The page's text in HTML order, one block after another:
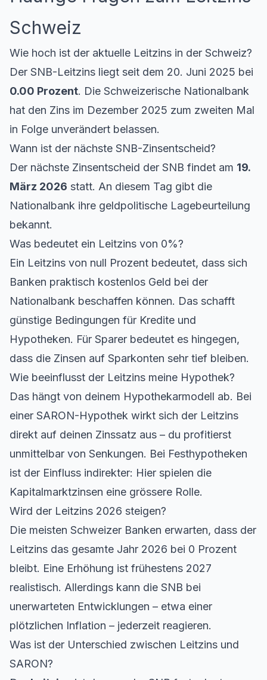
Schweiz
Wie hoch ist der aktuelle Leitzins in der Schweiz?
Der SNB-Leitzins liegt seit dem 20. Juni 2025 bei
0.00 Prozent. Die Schweizerische Nationalbank
hat den Zins im Dezember 2025 zum zweiten Mal
in Folge unverändert belassen.
Wann ist der nächste SNB-Zinsentscheid?
Der nächste Zinsentscheid der SNB findet am 19.
März 2026 statt. An diesem Tag gibt die
Nationalbank ihre geldpolitische Lagebeurteilung
bekannt.
Was bedeutet ein Leitzins von 0%?
Ein Leitzins von null Prozent bedeutet, dass sich
Banken praktisch kostenlos Geld bei der
Nationalbank beschaffen können. Das schafft
günstige Bedingungen für Kredite und
Hypotheken. Für Sparer bedeutet es hingegen,
dass die Zinsen auf Sparkonten sehr tief bleiben.
Wie beeinflusst der Leitzins meine Hypothek?
Das hängt von deinem Hypothekarmodell ab. Bei
einer SARON-Hypothek wirkt sich der Leitzins
direkt auf deinen Zinssatz aus – du profitierst
unmittelbar von Senkungen. Bei Festhypotheken
ist der Einfluss indirekter: Hier spielen die
Kapitalmarktzinsen eine grössere Rolle.
Wird der Leitzins 2026 steigen?
Die meisten Schweizer Banken erwarten, dass der
Leitzins das gesamte Jahr 2026 bei 0 Prozent
bleibt. Eine Erhöhung ist frühestens 2027
realistisch. Allerdings kann die SNB bei
unerwarteten Entwicklungen – etwa einer
plötzlichen Inflation – jederzeit reagieren.
Was ist der Unterschied zwischen Leitzins und
SARON?